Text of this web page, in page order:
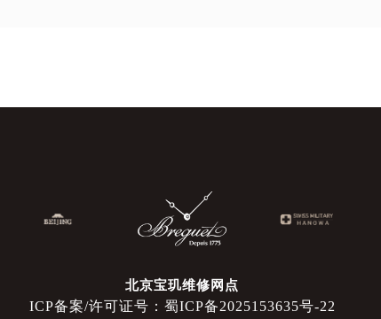
北京宝玑维修网点
ICP备案/许可证号：蜀ICP备2025153635号-22